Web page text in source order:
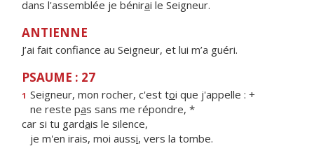
dans l'assemblée je bénirai le Seigneur.
ANTIENNE
J’ai fait confiance au Seigneur, et lui m’a guéri.
PSAUME : 27
1 Seigneur, mon rocher, c'est toi que j'appelle : +
ne reste pas sans me répondre, *
car si tu gardais le silence,
je m'en irais, moi aussi, vers la tombe.